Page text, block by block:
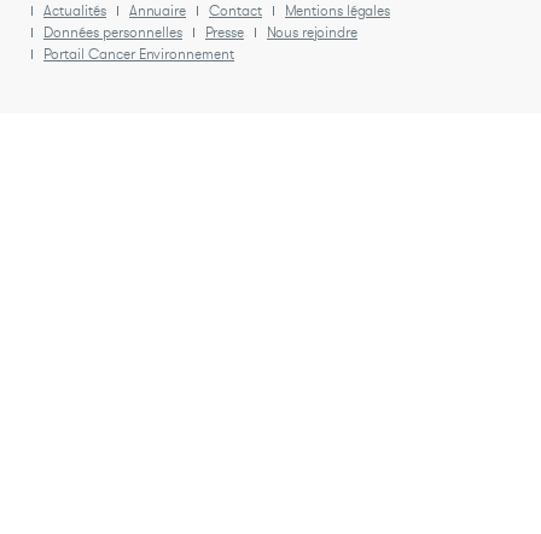
Actualités
Annuaire Contact
Mentions légales
Données personnelles
Presse
Nous rejoindre
Portail Cancer Environnement